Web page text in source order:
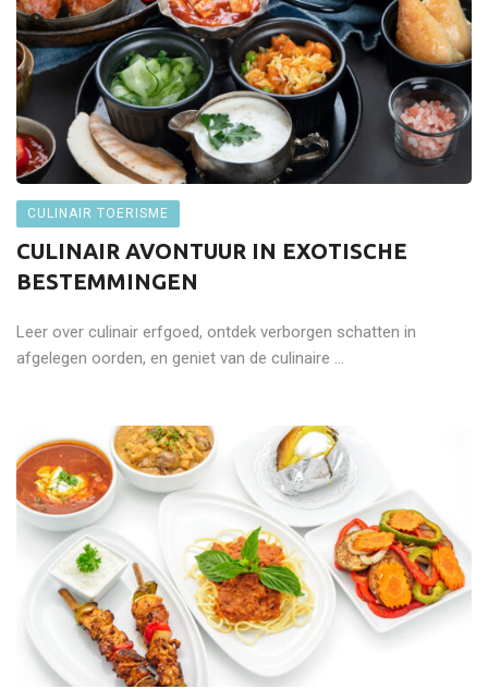
CULINAIR TOERISME
CULINAIR AVONTUUR IN EXOTISCHE
BESTEMMINGEN
Leer over culinair erfgoed, ontdek verborgen schatten in
afgelegen oorden, en geniet van de culinaire ...